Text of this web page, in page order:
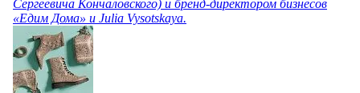
Сергеевича Кончаловского) и бренд-директором бизнесов
«Едим Дома» и Julia Vysotskaya.